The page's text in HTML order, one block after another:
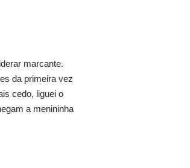
marcante.
da primeira vez
cedo, liguei o
a menininha